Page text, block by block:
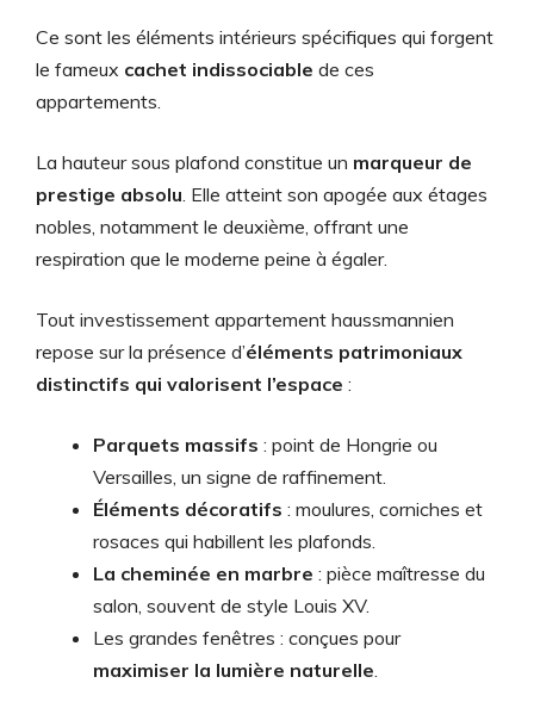
Ce sont les éléments intérieurs spécifiques qui forgent
le fameux cachet indissociable de ces
appartements.
La hauteur sous plafond constitue un marqueur de
prestige absolu. Elle atteint son apogée aux étages
nobles, notamment le deuxième, offrant une
respiration que le moderne peine à égaler.
Tout investissement appartement haussmannien
repose sur la présence d’éléments patrimoniaux
distinctifs qui valorisent l’espace :
Parquets massifs : point de Hongrie ou
Versailles, un signe de raffinement.
Éléments décoratifs : moulures, corniches et
rosaces qui habillent les plafonds.
La cheminée en marbre : pièce maîtresse du
salon, souvent de style Louis XV.
Les grandes fenêtres : conçues pour
maximiser la lumière naturelle.